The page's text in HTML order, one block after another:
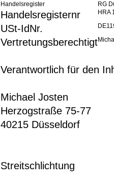
Handelsregister RG
Handelsregisternr HRA
USt-IdNr.
Vertretungsberechtigt
Verantwortlich für den
Michael Josten
Herzogstraße 75-77
40215 Düsseldorf
Streitschlichtung